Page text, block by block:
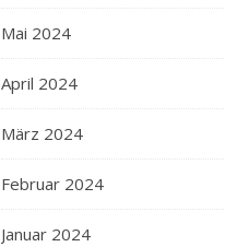
Mai 2024
April 2024
März 2024
Februar 2024
Januar 2024